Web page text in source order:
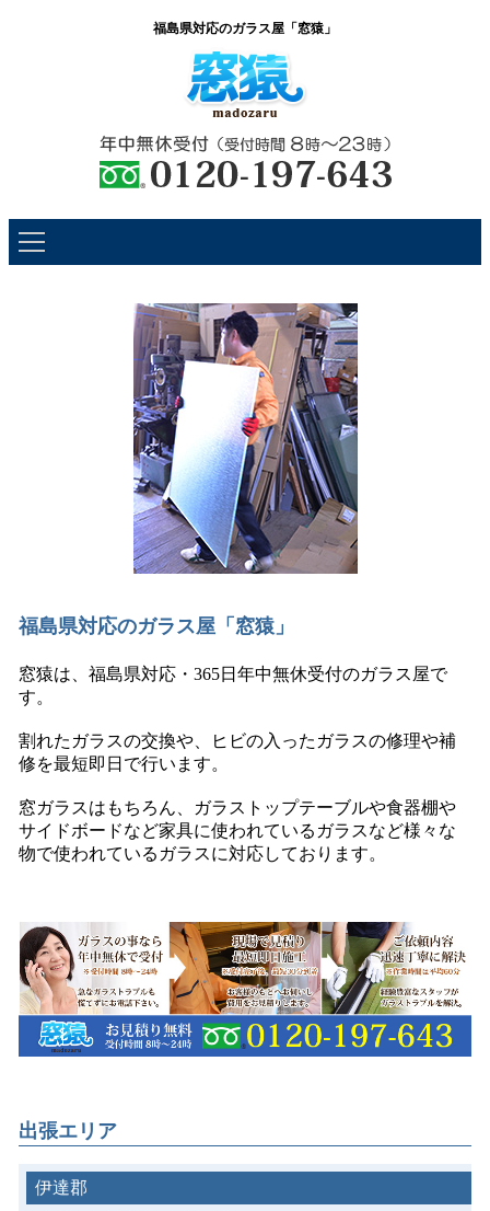
福島県対応のガラス屋「窓猿」
福島県対応のガラス屋「窓猿」
窓猿は、福島県対応・365日年中無休受付のガラス屋で
す。
割れたガラスの交換や、ヒビの入ったガラスの修理や補
修を最短即日で行います。
窓ガラスはもちろん、ガラストップテーブルや食器棚や
サイドボードなど家具に使われているガラスなど様々な
物で使われているガラスに対応しております。
出張エリア
伊達郡